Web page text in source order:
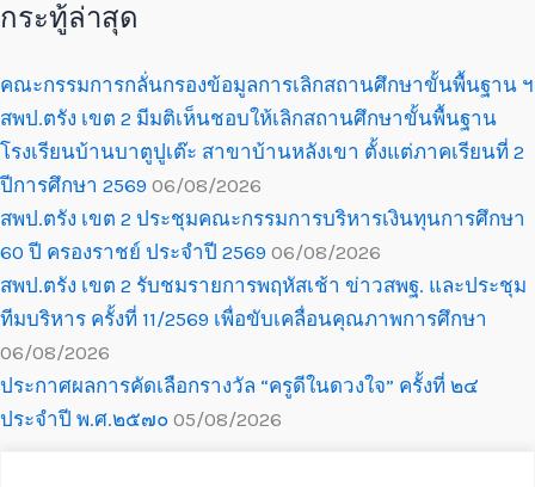
กระทู้ล่าสุด
คณะกรรมการกลั่นกรองข้อมูลการเลิกสถานศึกษาขั้นพื้นฐาน ฯ
สพป.ตรัง เขต 2 มีมติเห็นชอบให้เลิกสถานศึกษาขั้นพื้นฐาน
โรงเรียนบ้านบาตูปูเต๊ะ สาขาบ้านหลังเขา ตั้งแต่ภาคเรียนที่ 2
ปีการศึกษา 2569 06/08/2026
สพป.ตรัง เขต 2 ประชุมคณะกรรมการบริหารเงินทุนการศึกษา
60 ปี ครองราชย์ ประจำปี 2569 06/08/2026
สพป.ตรัง เขต 2 รับชมรายการพฤหัสเช้า ข่าวสพฐ. และประชุม
ทีมบริหาร ครั้งที่ 11/2569 เพื่อขับเคลื่อนคุณภาพการศึกษา
06/08/2026
ประกาศผลการคัดเลือกรางวัล “ครูดีในดวงใจ” ครั้งที่ ๒๔
ประจำปี พ.ศ.๒๕๗๐ 05/08/2026